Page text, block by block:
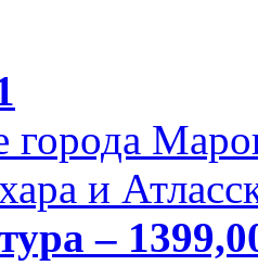
города
и
–